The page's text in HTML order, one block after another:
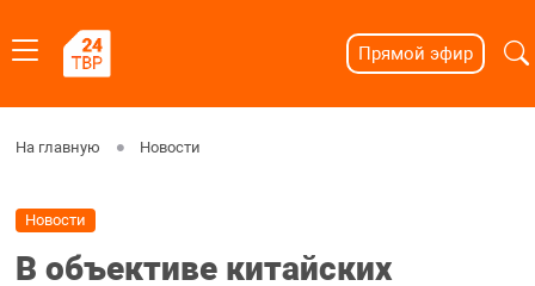
Прямой эфир
На главную Новости
Новости
В объективе китайских